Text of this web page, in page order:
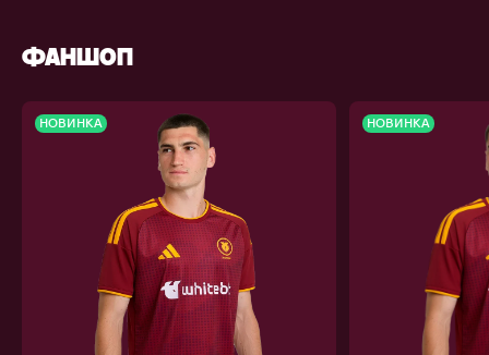
ФАНШОП
НОВИНКА НОВИНКА